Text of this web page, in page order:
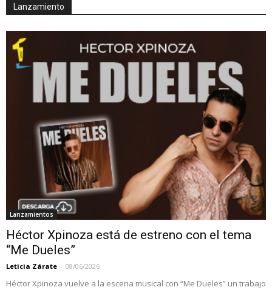
Lanzamiento
Lanzamientos
Héctor Xpinoza está de estreno con el tema
“Me Dueles”
Leticia Zárate - 08/06/2026
Héctor Xpinoza vuelve a la escena musical con “Me Dueles” un trabajo